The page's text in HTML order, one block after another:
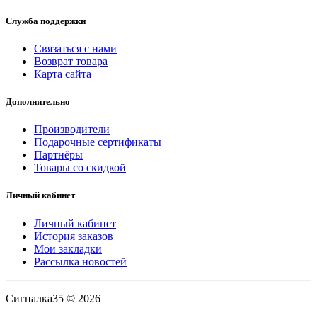
Служба поддержки
Связаться с нами
Возврат товара
Карта сайта
Дополнительно
Производители
Подарочные сертификаты
Партнёры
Товары со скидкой
Личный кабинет
Личный кабинет
История заказов
Мои закладки
Рассылка новостей
Сигналка35 © 2026